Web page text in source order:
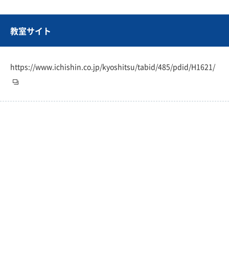
教室サイト
https://www.ichishin.co.jp/kyoshitsu/tabid/485/pdid/H1621/